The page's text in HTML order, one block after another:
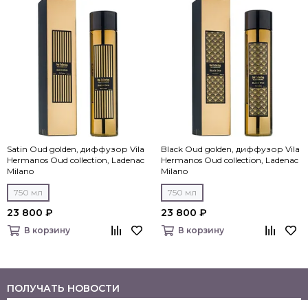
Satin Oud golden, диффузор Vila
Hermanos Oud collection, Ladenac
Milano
750 мл
23 800 ₽
В корзину
Black Oud golden, диффузор Vila
Hermanos Oud collection, Ladenac
Milano
750 мл
23 800 ₽
В корзину
ПОЛУЧАТЬ НОВОСТИ